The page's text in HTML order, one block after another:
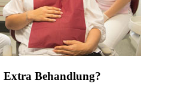
Extra Behandlung?